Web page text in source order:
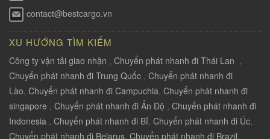
contact@bestcargo.vn
XU HƯỚNG TÌM KIẾM
Công ty vận tải giao nhận , Chuyển phát nhanh đi Thái Lan ,
Chuyển phát nhanh đi Trung Quốc , Chuyển phát nhanh đi
Lào, Chuyển phát nhanh đi Campuchia, Chuyển phát nhanh đi
singapore , Chuyển phát nhanh đi Ấn Độ , Chuyển phát nhanh đi
Indonesia , Chuyển phát nhanh đi Bỉ, Chuyển phát nhanh đi Úc,
Chuyển phát nhanh đi Belarus, Chuyển phát nhanh đi Brazil,